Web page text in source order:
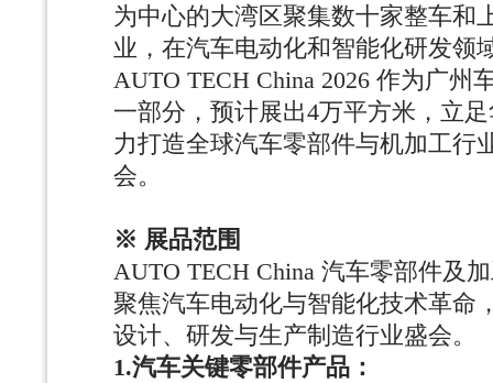
为中心的大湾区聚集数十家整车和
业，在汽车电动化和智能化研发领
AUTO TECH China 2026 作为广州
一部分，预计展出4万平方米，立
力打造全球汽车零部件与机加工行
会。
※ 展品范围
AUTO TECH China 汽车零部件及
聚焦汽车电动化与智能化技术革命
设计、研发与生产制造行业盛会。
1.汽车关键零部件产品：